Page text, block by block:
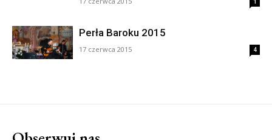
Perła Baroku 2015
17 czerwca 2015 4